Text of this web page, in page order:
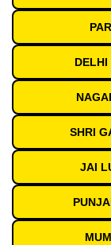
DELHI
SHRI
JAI